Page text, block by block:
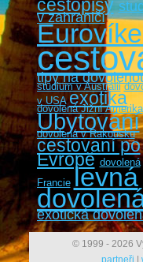
cestopisy
v zahraničí
tipy na
studium v Austrálii
v USA exotika
dovolená Jižní Amerika
Ubytování
dovolená v Rakousku
cestovaní po
Evropě dovolená
Francie levná
exotická
© 1999 - 2026
partneři